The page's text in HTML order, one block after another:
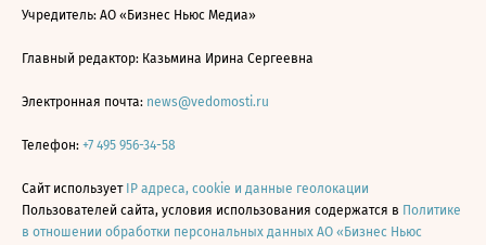
Учредитель: АО «Бизнес Ньюс Медиа»
Главный редактор: Казьмина Ирина Сергеевна
Электронная почта: news@vedomosti.ru
Телефон: +7 495 956-34-58
Сайт использует IP адреса, cookie и данные геолокации
Пользователей сайта, условия использования содержатся в Политике
в отношении обработки персональных данных АО «Бизнес Ньюс